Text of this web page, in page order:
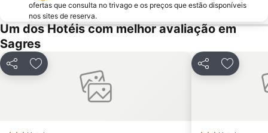
Benagil Beach
Forte e Capela de Nossa Senhora da Rocha
da Bordeira
da Luz
de Vale Centeanes
Praia do Burgau
Avenida dos Descobrimentos
Praia de Vale Figueiras
Caneiros Beach
Estação de Comboios de Lagos
ofertas que consulta no trivago e os preços que estão disponíveis
nos sites de reserva.
Um dos Hotéis com melhor avaliação em
Sagres
PartilharAdicionar aos favoritos Partilhar